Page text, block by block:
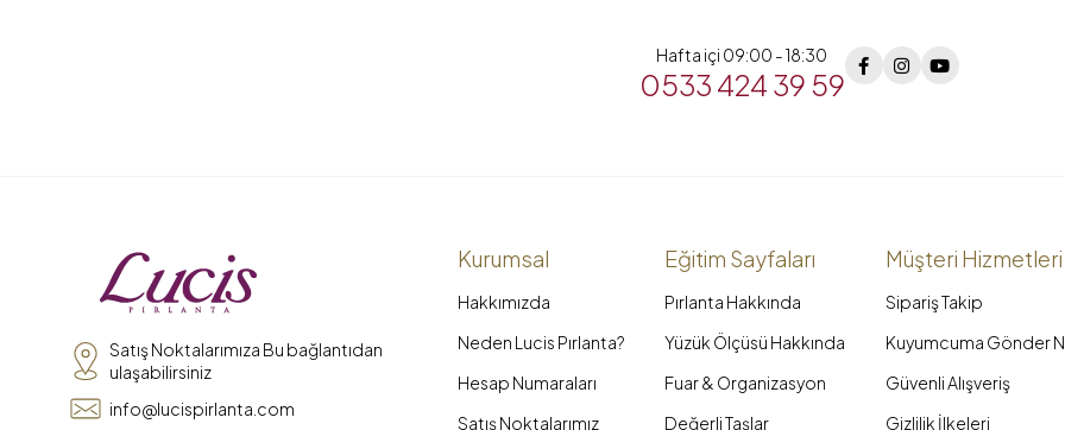
Hafta içi 09:00 - 18:30
0533 424 39 59
Satış Noktalarımıza Bu bağlantıdan
ulaşabilirsiniz
info@lucispirlanta.com
Kurumsal
Hakkımızda
Neden Lucis Pırlanta?
Hesap Numaraları
Satış Noktalarımız
Eğitim Sayfaları
Pırlanta Hakkında
Yüzük Ölçüsü Hakkında
Fuar & Organizasyon
Değerli Taşlar
Müşteri Hizmetleri
Sipariş Takip
Kuyumcuma Gönder
Güvenli Alışveriş
Gizlilik İlkeleri